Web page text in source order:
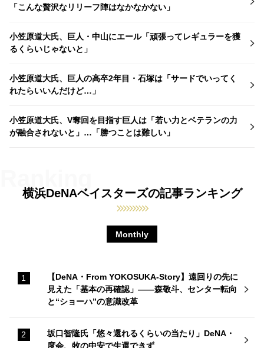
「こんな贅沢なリリーフ陣はなかなかない」
小笠原道大氏、巨人・中山にエール「頑張ってレギュラーを獲
るくらいじゃないと」
小笠原道大氏、巨人の高卒2年目・石塚は「サードでいってく
れたらいいんだけど…」
小笠原道大氏、V奪回を目指す巨人は「若い力とベテランの力
が融合されないと」…「勝つことは難しい」
横浜DeNAベイスターズの記事ランキング
Monthly
【DeNA・From YOKOSUKA-Story】遠回りの先に
見えた「基本の再確認」——森敬斗、センター転向
と“ショーハ”の意識改革
坂口智隆氏「悠々還れるくらいの当たり」DeNA・
度会、牧の中安で生還できず